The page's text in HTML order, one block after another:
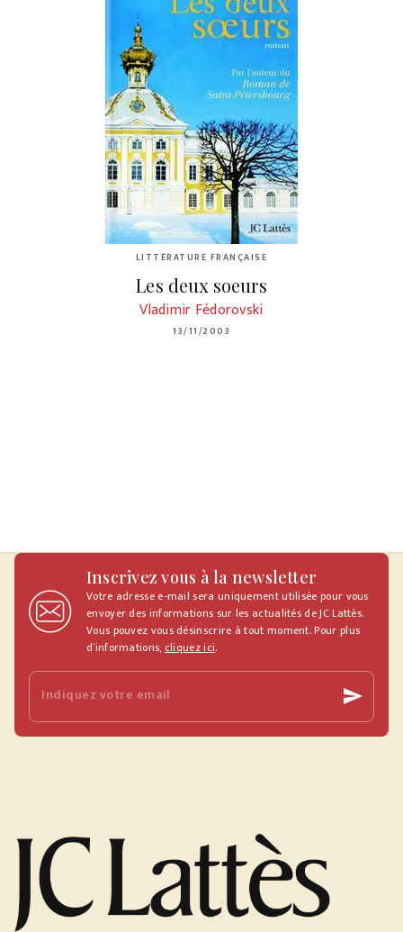
LITTÉRATURE FRANÇAISE
Les deux soeurs
Vladimir Fédorovski
13/11/2003
Inscrivez vous à la newsletter
Votre adresse e-mail sera uniquement utilisée pour vous
envoyer des informations sur les actualités de JC Lattès.
Vous pouvez vous désinscrire à tout moment. Pour plus
d’informations, cliquez ici.
Indiquez votre email send